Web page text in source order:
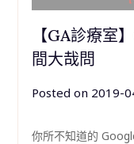
【GA診療室
間大哉問
Posted on 2019-
你所不知道的